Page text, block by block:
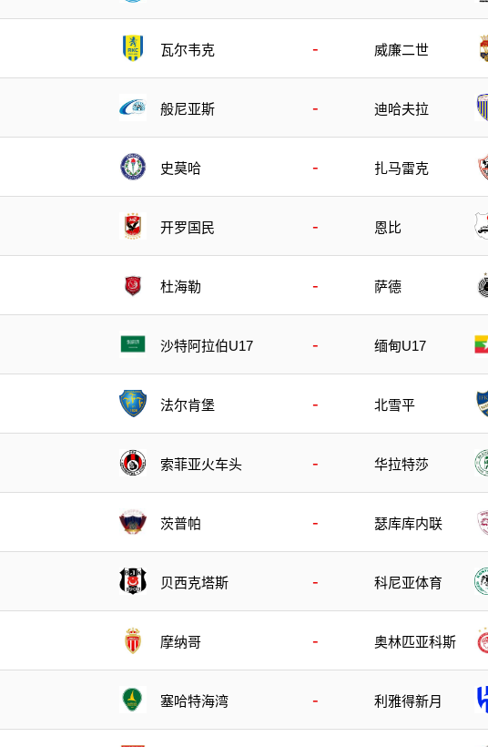
瓦尔韦克 - 威廉二世
般尼亚斯 - 迪哈夫拉
史莫哈 - 扎马雷克
开罗国民 - 恩比
杜海勒 - 萨德
沙特阿拉伯U17 - 缅甸U17
法尔肯堡 - 北雪平
索菲亚火车头 - 华拉特莎
茨普帕 - 瑟库库内联
贝西克塔斯 - 科尼亚体育
摩纳哥 - 奥林匹亚科斯
塞哈特海湾 - 利雅得新月